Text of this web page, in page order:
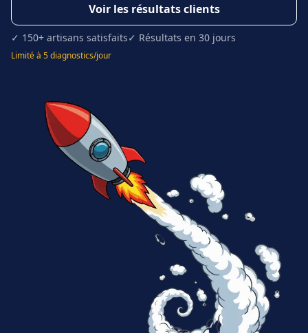
Voir les résultats clients
✓ 150+ artisans satisfaits✓ Résultats en 30 jours
Limité à 5 diagnostics/jour